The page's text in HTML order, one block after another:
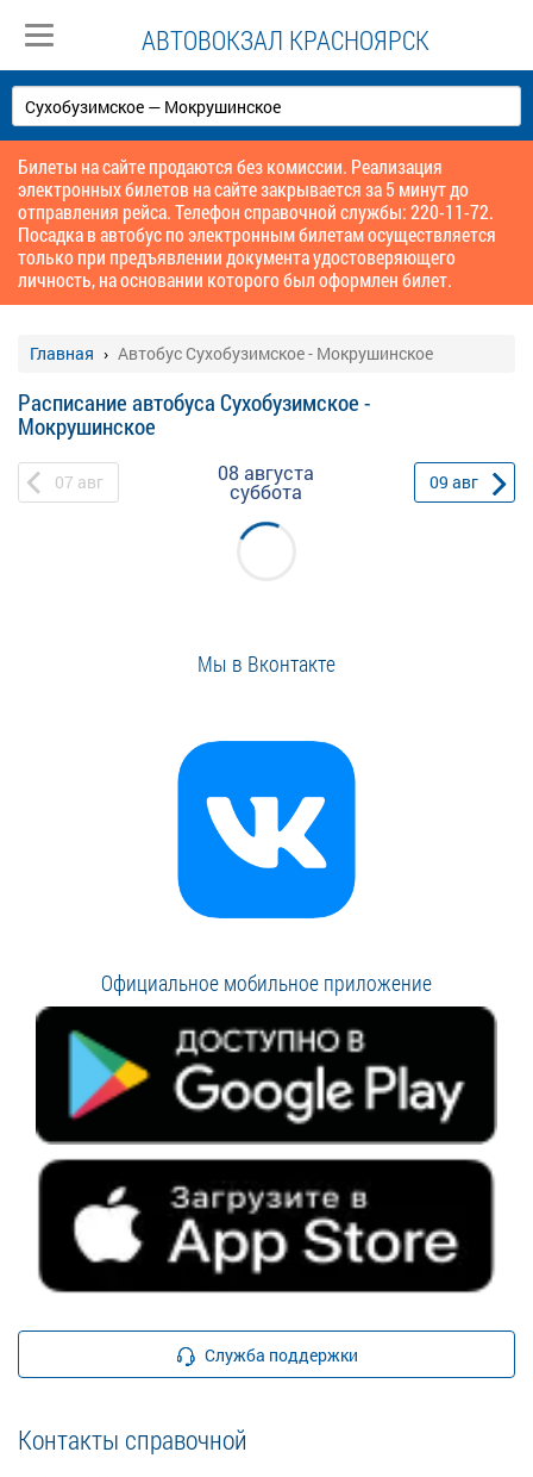
АВТОВОКЗАЛ КРАСНОЯРСК
Билеты на сайте продаются без комиссии. Реализация
электронных билетов на сайте закрывается за 5 минут до
отправления рейса. Телефон справочной службы: 220-11-72.
Посадка в автобус по электронным билетам осуществляется
только при предъявлении документа удостоверяющего
личность, на основании которого был оформлен билет.
Главная Автобус Сухобузимское - Мокрушинское
Расписание автобуса Сухобузимское -
Мокрушинское
07 авг 08 августа
суббота 09 авг
Мы в Вконтакте
Официальное мобильное приложение
Служба поддержки
Контакты справочной